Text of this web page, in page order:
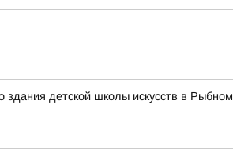
здания детской школы искусств в Рыбном